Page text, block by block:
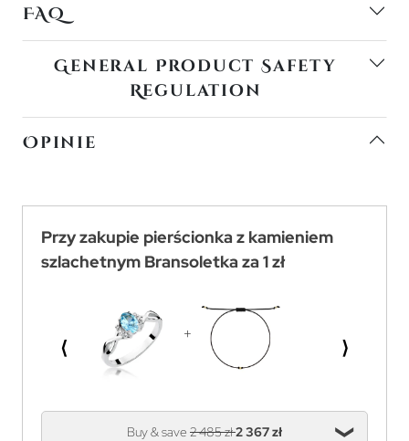
FAQ
General Product Safety
Regulation
Opinie
Przy zakupie pierścionka z kamieniem
szlachetnym Bransoletka za 1 zł
⟨ ⟩
Buy & save 2 485 zł2 367 zł